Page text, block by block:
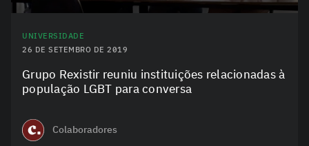
UNIVERSIDADE
26 DE SETEMBRO DE 2019
Grupo Rexistir reuniu instituições relacionadas à
população LGBT para conversa
Colaboradores